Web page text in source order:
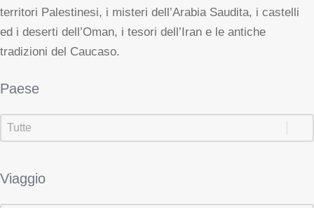
territori Palestinesi, i misteri dell’Arabia Saudita, i castelli
ed i deserti dell’Oman, i tesori dell’Iran e le antiche
tradizioni del Caucaso.
Paese
Paese
Paese
Viaggio